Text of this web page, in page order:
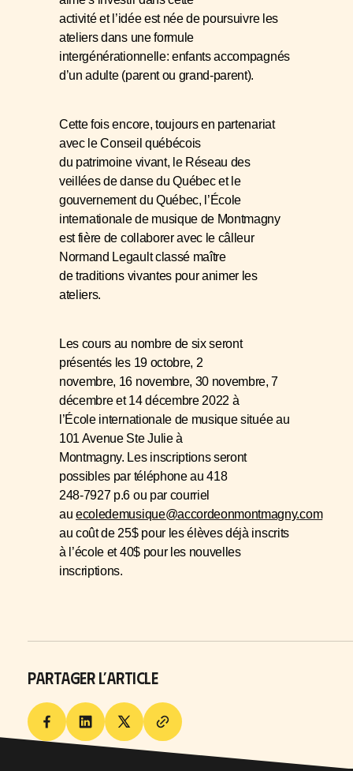
activité et l’idée est née de poursuivre les
ateliers dans une formule
intergénérationnelle: enfants accompagnés
d’un adulte (parent ou grand-parent).
Cette fois encore, toujours en partenariat
avec leConseil québécois
du patrimoine vivant, le Réseau des
veillées de danse du Québec et le
gouvernement du Québec, l’École
internationale de musique de Montmagny
est fière de collaborer avec le câlleur
Normand Legault classé maître
de traditions vivantes pour animer les
ateliers.
Les cours au nombre de six seront
présentés les 19 octobre, 2
novembre, 16 novembre, 30 novembre, 7
décembre et 14 décembre 2022 à
l’École internationale de musique située au
101 Avenue Ste Julie à
Montmagny. Les inscriptions seront
possibles par téléphone au 418
248-7927 p.6 ou par courriel
auecoledemusique@accordeonmontmagny.com
au coût de 25$ pour les élèves déjà inscrits
à l’école et 40$ pour les nouvelles
inscriptions.
PARTAGER L’ARTICLE